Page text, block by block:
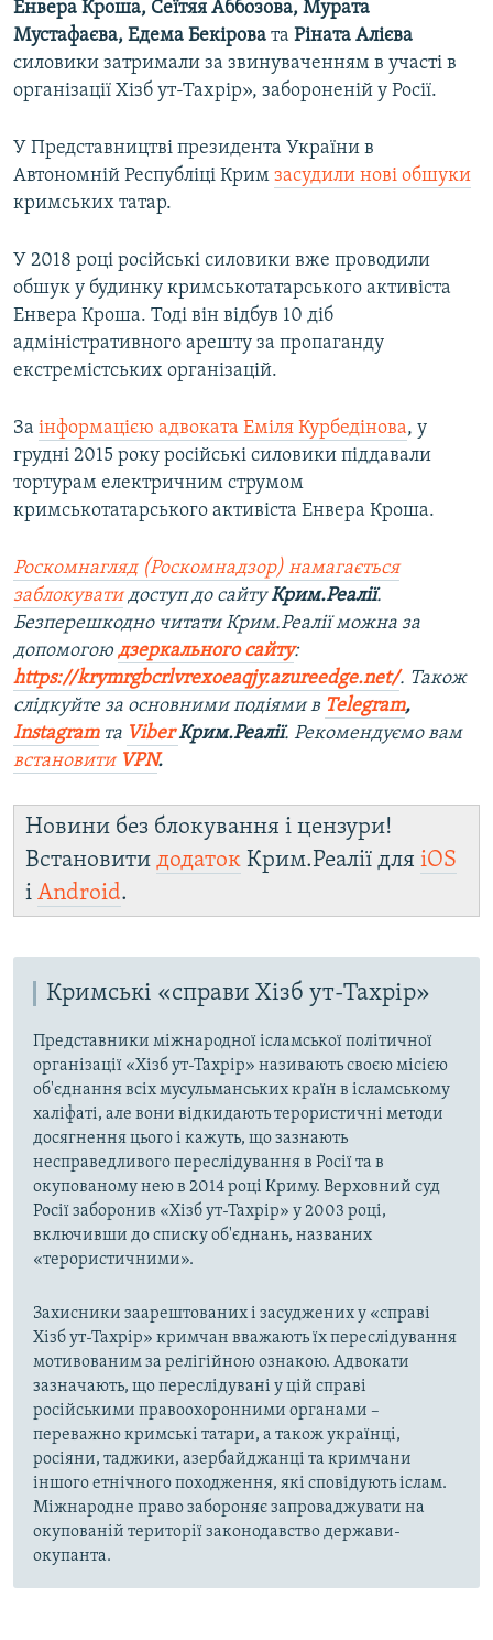
Енвера Кроша, Сеїтяя Аббозова, Мурата
Мустафаєва, Едема Бекірова та Ріната Алієва
силовики затримали за звинуваченням в участі в
організації Хізб ут-Тахрір», забороненій у Росії.
У Представництві президента України в
Автономній Республіці Крим засудили нові обшуки
кримських татар.
У 2018 році російські силовики вже проводили
обшук у будинку кримськотатарського активіста
Енвера Кроша. Тоді він відбув 10 діб
адміністративного арешту за пропаганду
екстремістських організацій.
За інформацією адвоката Еміля Курбедінова, у
грудні 2015 року російські силовики піддавали
тортурам електричним струмом
кримськотатарського активіста Енвера Кроша.
Роскомнагляд (Роскомнадзор) намагається
заблокуватидоступ до сайтуКрим.Реалії.
Безперешкодно читати Крим.Реалії можна за
допомогою дзеркального сайту:
https://krymrgbcrlvrexoeaqjy.azureedge.net/. Також
слідкуйте за основними подіями в Telegram,
Instagramта ViberКрим.Реалії. Рекомендуємо вам
встановити VPN.
Новини без блокування і цензури!
Встановити додаток Крим.Реалії для iOS
і Android.
Кримські «справи Хізб ут-Тахрір»
Представники міжнародної ісламської політичної
організації «Хізб ут-Тахрір» називають своєю місією
об'єднання всіх мусульманських країн в ісламському
халіфаті, але вони відкидають терористичні методи
досягнення цього і кажуть, що зазнають
несправедливого переслідування в Росії та в
окупованому нею в 2014 році Криму. Верховний суд
Росії заборонив «Хізб ут-Тахрір» у 2003 році,
включивши до списку об'єднань, названих
«терористичними».
Захисники заарештованих і засуджених у «справі
Хізб ут-Тахрір» кримчан вважають їх переслідування
мотивованим за релігійною ознакою. Адвокати
зазначають, що переслідувані у цій справі
російськими правоохоронними органами –
переважно кримські татари, а також українці,
росіяни, таджики, азербайджанці та кримчани
іншого етнічного походження, які сповідують іслам.
Міжнародне право забороняє запроваджувати на
окупованій території законодавство держави-
окупанта.